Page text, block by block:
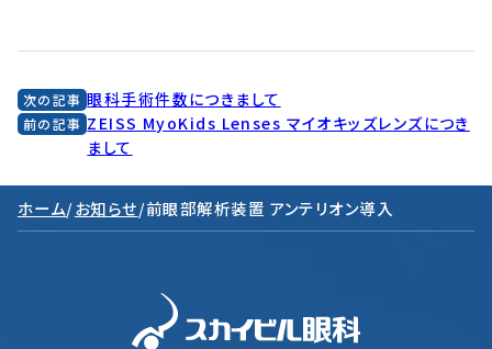
次の記事 眼科手術件数につきまして
前の記事 ZEISS MyoKids Lenses マイオキッズレンズにつき
まして
ホーム/お知らせ/前眼部解析装置 アンテリオン導入